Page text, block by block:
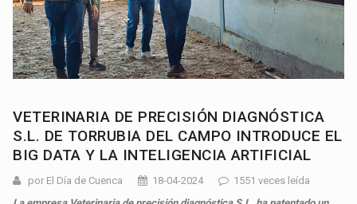
VETERINARIA DE PRECISIÓN DIAGNÓSTICA
S.L. DE TORRUBIA DEL CAMPO INTRODUCE EL
BIG DATA Y LA INTELIGENCIA ARTIFICIAL
por El Día de Cuenca 18-04-2024
1551 veces leída